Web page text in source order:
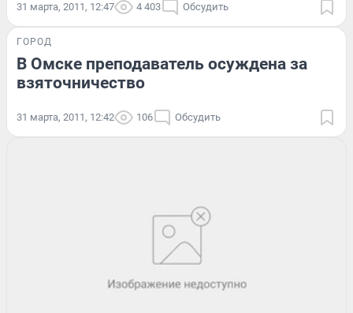
31 марта, 2011, 12:47 4 403 Обсудить
ГОРОД
В Омске преподаватель осуждена за
взяточничество
31 марта, 2011, 12:42 106 Обсудить